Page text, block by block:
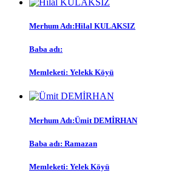
Merhum Adı:Hilal KULAKSIZ
Baba adı:
Memleketi: Yelekk Köyü
Merhum Adı:Ümit DEMİRHAN
Baba adı: Ramazan
Memleketi: Yelek Köyü